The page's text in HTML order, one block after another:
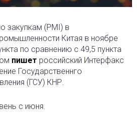
закупкам (PMI) в
Китая в ноябре
по сравнению с 49,5 пункта
пишет российский Интерфакс
Государственнго
(ГСУ) КНР.
с июня.